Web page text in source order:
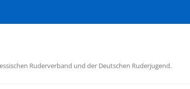
Ruderverband und der Deutschen Ruderjugend.